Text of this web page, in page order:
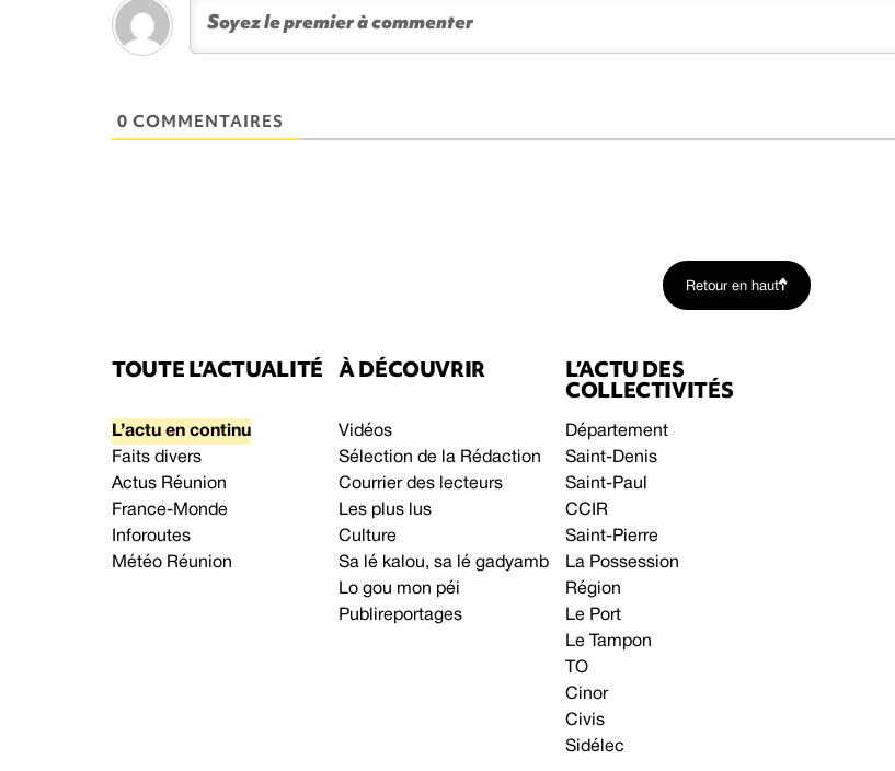
0 COMMENTAIRES
Retour en haut
TOUTE L’ACTUALITÉ
L’actu en continu
Faits divers
Actus Réunion
France-Monde
Inforoutes
Météo Réunion
À DÉCOUVRIR
Vidéos
Sélection de la Rédaction
Courrier des lecteurs
Les plus lus
Culture
Sa lé kalou, sa lé gadyamb
Lo gou mon péi
Publireportages
L’ACTU DES
COLLECTIVITÉS
Département
Saint-Denis
Saint-Paul
CCIR
Saint-Pierre
La Possession
Région
Le Port
Le Tampon
TO
Cinor
Civis
Sidélec